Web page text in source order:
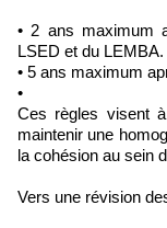
• 2 ans maximum
LSED et du LEMBA.
• 5 ans maximum
•
Ces règles visent
maintenir une
la cohésion au sein
Vers une révision